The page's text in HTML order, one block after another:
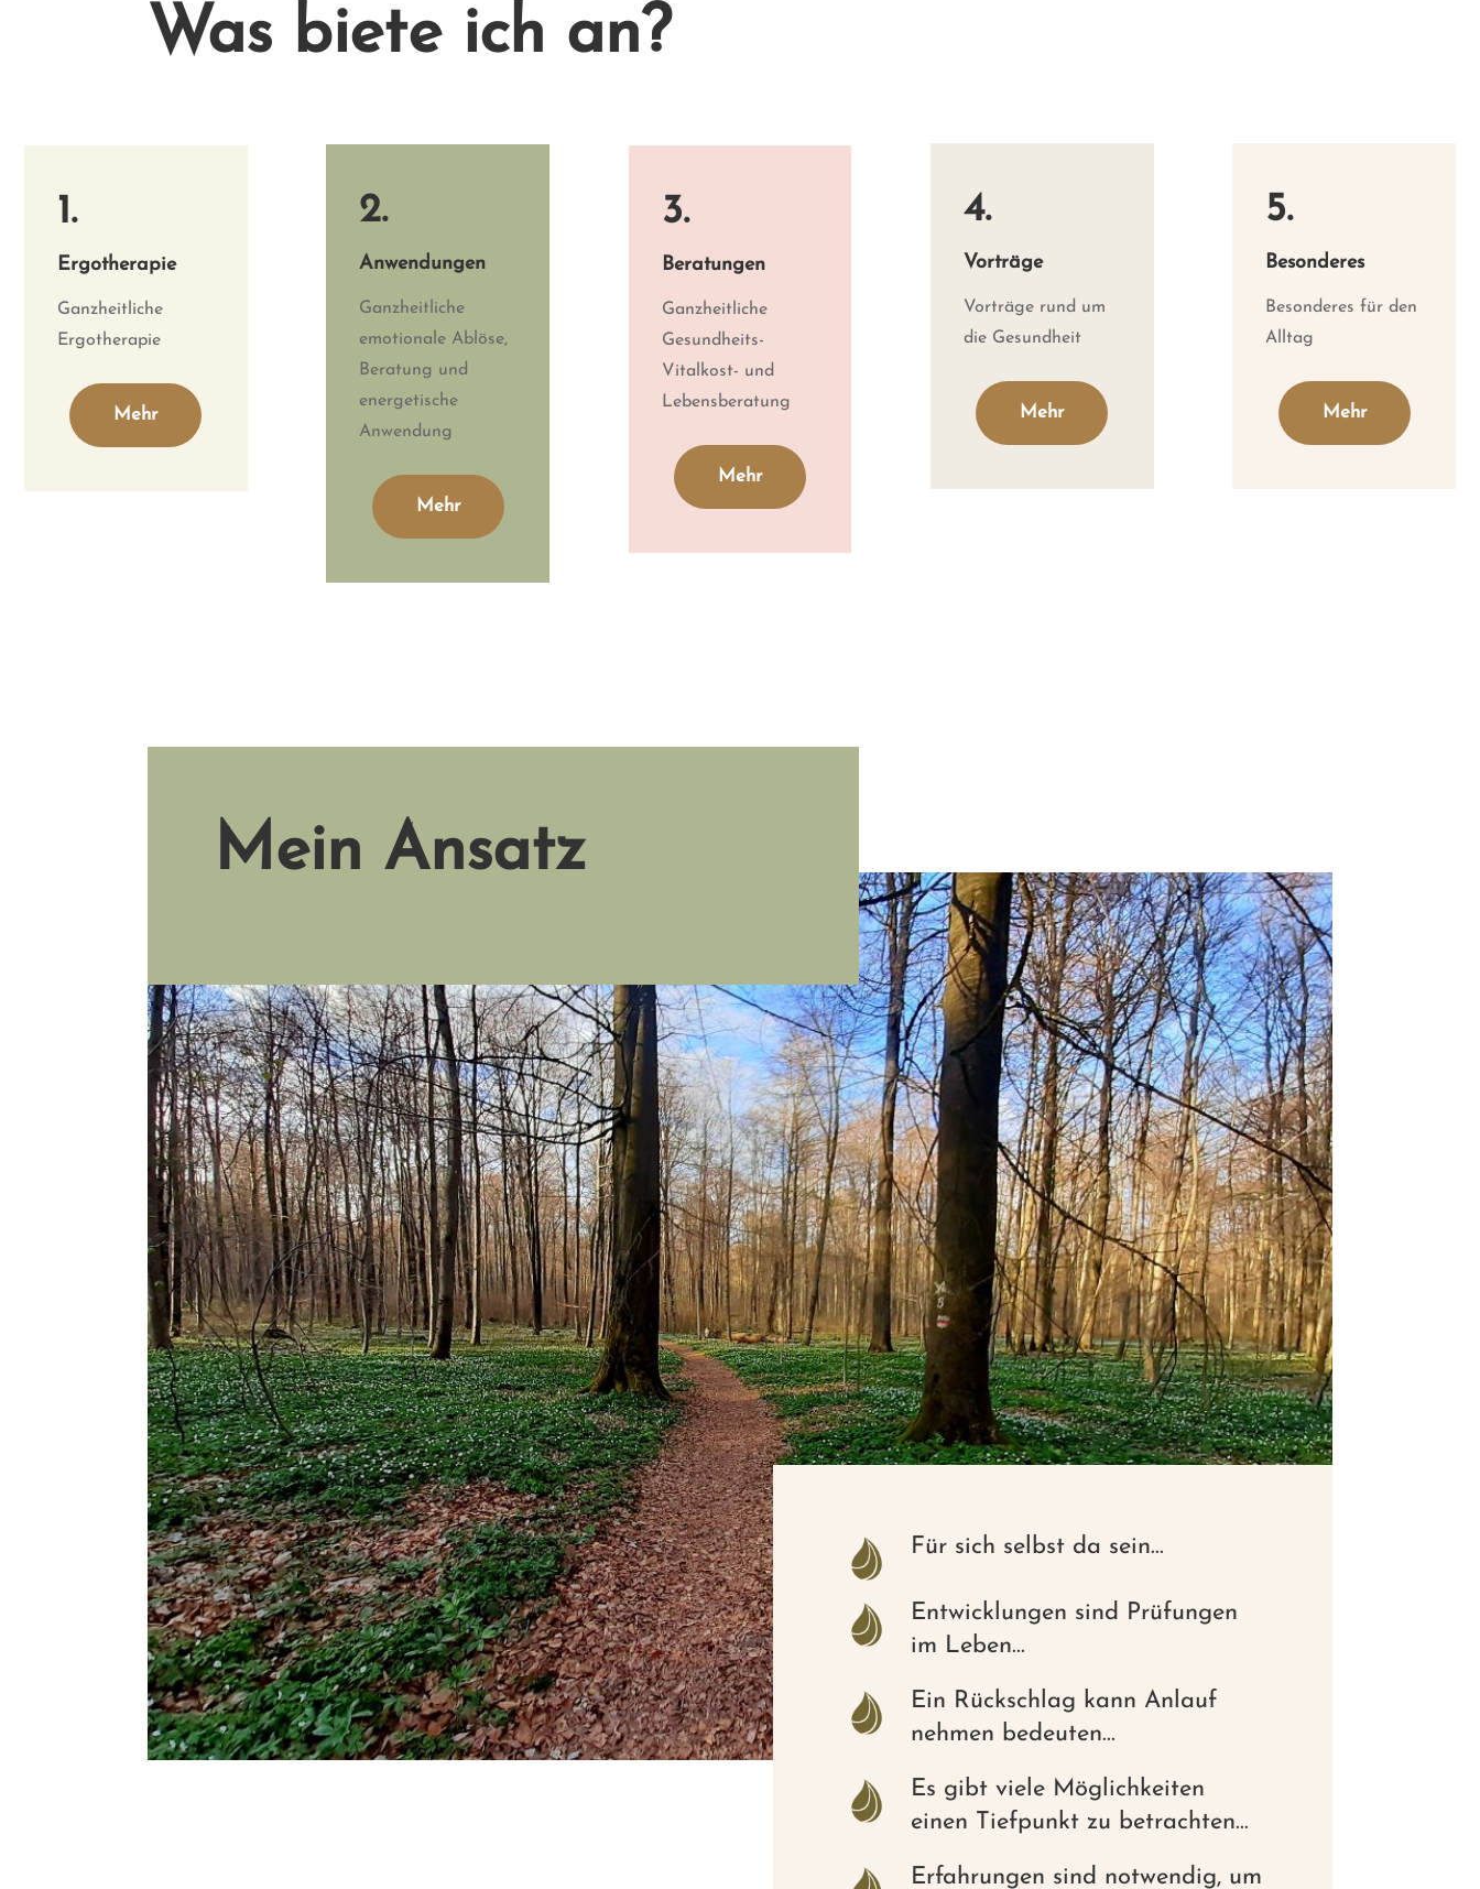
Was biete ich an?
1.
Ergotherapie
Ganzheitliche
Ergotherapie
Mehr
2.
Anwendungen
Ganzheitliche
emotionale Ablöse,
Beratung und
energetische
Anwendung
Mehr
3.
Beratungen
Ganzheitliche
Gesundheits-
Vitalkost- und
Lebensberatung
Mehr
4.
Vorträge
Vorträge rund um
die Gesundheit
Mehr
5.
Besonderes
Besonderes für den
Alltag
Mehr
Mein Ansatz
Für sich selbst da sein...
Entwicklungen sind Prüfungen
im Leben...
Ein Rückschlag kann Anlauf
nehmen bedeuten...
Es gibt viele Möglichkeiten
einen Tiefpunkt zu betrachten...
Erfahrungen sind notwendig, um